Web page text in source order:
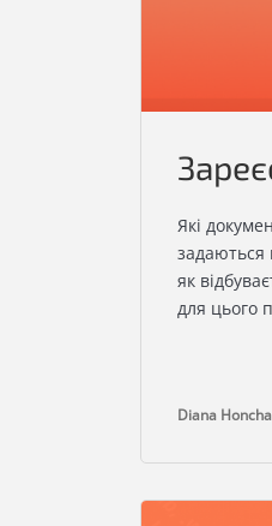
Які
задаються
як
для цього
Diana